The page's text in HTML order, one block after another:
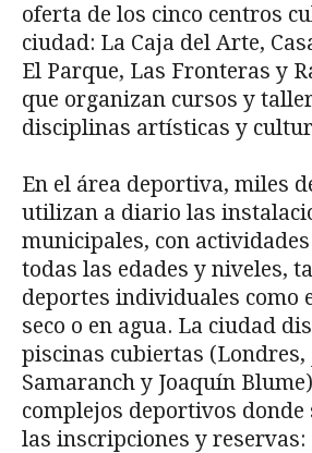
oferta de los cinco centros
ciudad: La Caja del Arte,
El Parque, Las Fronteras y
que organizan cursos y
disciplinas artísticas y
En el área deportiva, miles
utilizan a diario las
municipales, con
todas las edades y niveles,
deportes individuales como
seco o en agua. La ciudad
piscinas cubiertas (Londres,
Samaranch y Joaquín
complejos deportivos donde
las inscripciones y reservas: